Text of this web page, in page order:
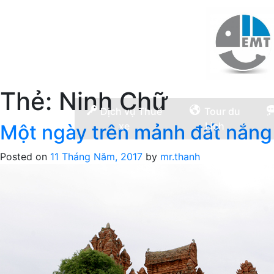
Dịch vụ Thuê
xe
Tour du
Lịch
Thẻ: Ninh Chữ
Một ngày trên mảnh đất
Posted on 11 Tháng Năm, 2017 by mr.thanh